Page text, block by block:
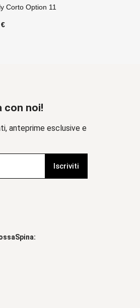
Option 3
€
con noi!
anteprime esclusive e
Iscriviti